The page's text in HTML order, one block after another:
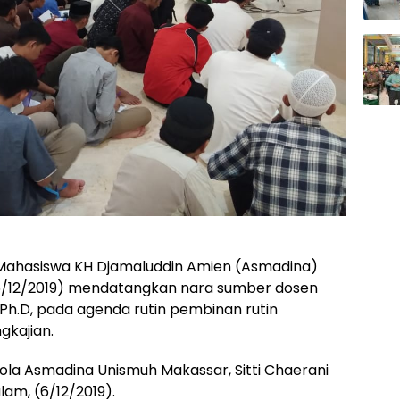
KH Djamaluddin Amien (Asmadina)
2019) mendatangkan nara sumber dosen
Ph.D, pada agenda rutin pembinan rutin
Asmadina Unismuh Makassar, Sitti Chaerani
(6/12/2019).